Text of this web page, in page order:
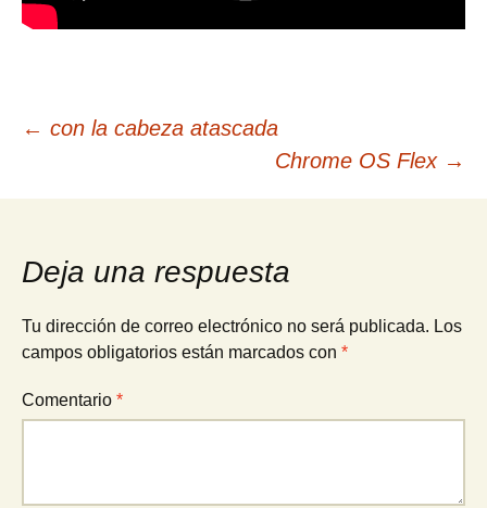
Navegación
de
entradas
← con la cabeza atascada
Chrome OS Flex →
Deja una respuesta
Tu dirección de correo electrónico no será publicada. Los
campos obligatorios están marcados con *
Comentario *